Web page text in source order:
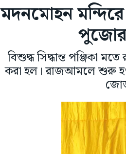
মদনমোহন
বিশুদ্ধ সিদ্ধান্ত পঞ্জিকা
করা হল। রাজআমলে শুরু